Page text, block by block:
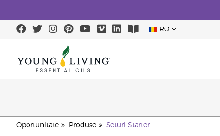
RO
Oportunitate Produse Seturi Starter